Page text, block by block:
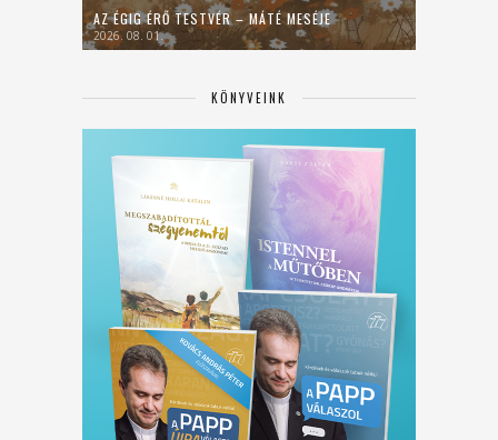
AZ ÉGIG ÉRŐ TESTVÉR – MÁTÉ MESÉJE
2026. 08. 01.
KÖNYVEINK